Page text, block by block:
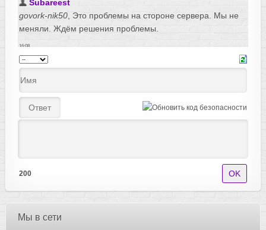
200
Мы в сети